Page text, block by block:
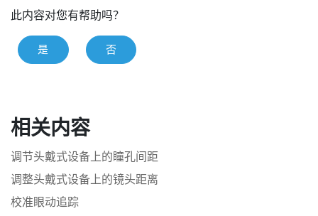
此内容对您有帮助吗？
是 否
相关内容
调节头戴式设备上的瞳孔间距
调整头戴式设备上的镜头距离
校准眼动追踪